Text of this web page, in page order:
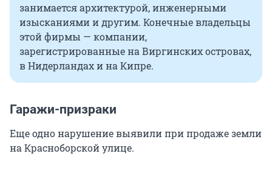
занимается архитектурой, инженерными
изысканиями и другим. Конечные владельцы
этой фирмы — компании,
зарегистрированные на Виргинских островах,
в Нидерландах и на Кипре.
Гаражи-призраки
Еще одно нарушение выявили при продаже земли
на Красноборской улице.